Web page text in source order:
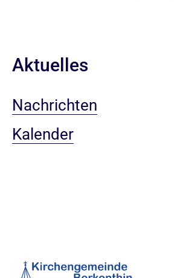
Aktuelles
Nachrichten
Kalender